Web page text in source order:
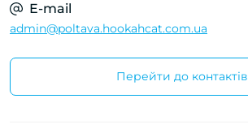
E-mail
admin@poltava.hookahcat.com.ua
Перейти до контактів